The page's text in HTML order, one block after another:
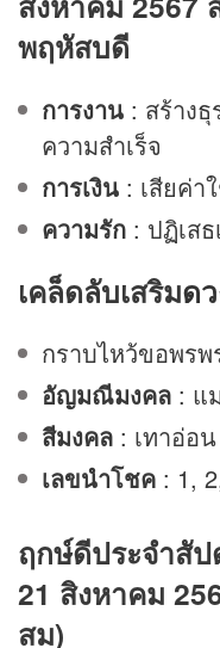
พฤหัสบดี
การงาน : สร้าง
ความสำเร็จ
การเงิน : เสียค่า
ความรัก : ปฏิเส
เคล็ดลับเสริมด
กราบไหว้ขอพร
อัญมณีมงคล : แ
สีมงคล : เทาอ่อน
เลขนำโชค : 1,
ฤกษ์ดีประจำสั
21 สิงหาคม
สม)